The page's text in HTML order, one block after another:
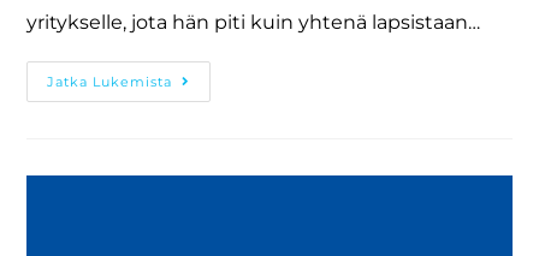
yritykselle, jota hän piti kuin yhtenä lapsistaan…
Jatka Lukemista